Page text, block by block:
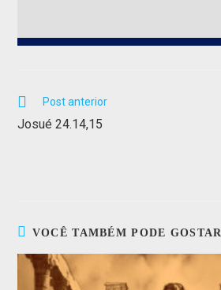
Post anterior
Josué 24.14,15
VOCÊ TAMBÉM PODE GOSTAR